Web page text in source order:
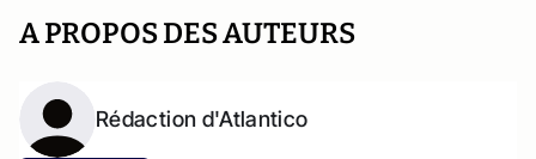
A PROPOS DES AUTEURS
Rédaction d'Atlantico